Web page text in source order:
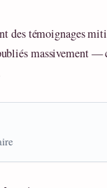
des témoignages
massivement —